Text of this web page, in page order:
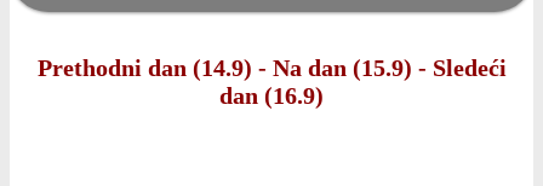
Prethodni dan (14.9) - Na dan (15.9) - Sledeći
dan (16.9)